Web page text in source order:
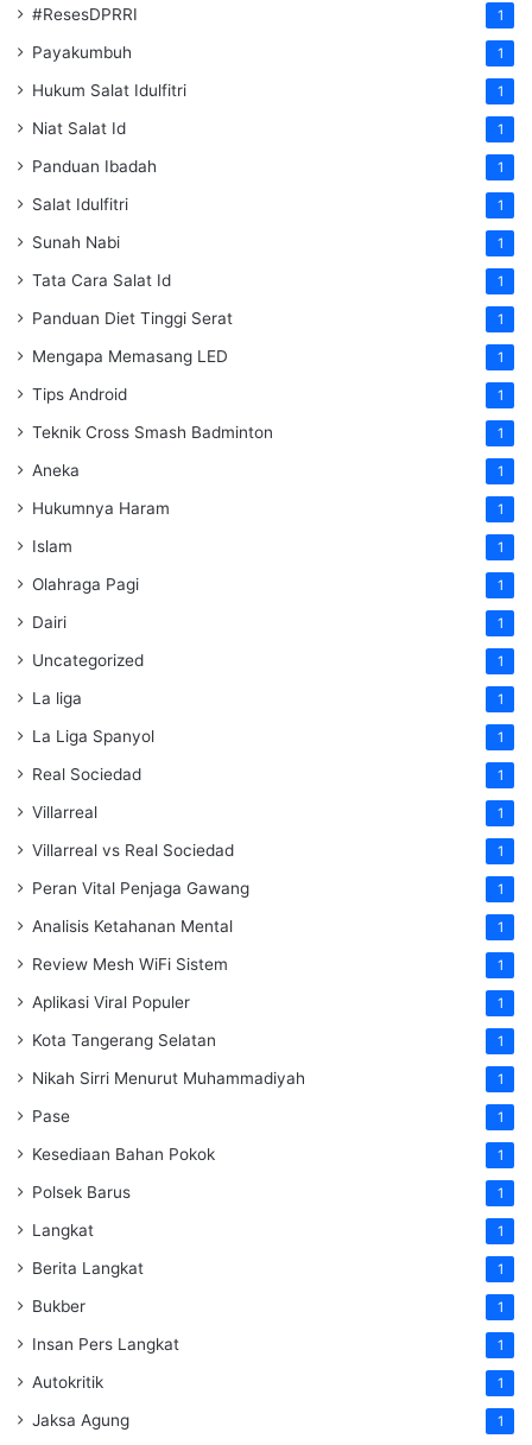
#ResesDPRRI 1
Payakumbuh 1
Hukum Salat Idulfitri 1
Niat Salat Id 1
Panduan Ibadah 1
Salat Idulfitri 1
Sunah Nabi 1
Tata Cara Salat Id 1
Panduan Diet Tinggi Serat 1
Mengapa Memasang LED 1
Tips Android 1
Teknik Cross Smash Badminton 1
Aneka 1
Hukumnya Haram 1
Islam 1
Olahraga Pagi 1
Dairi 1
Uncategorized 1
La liga 1
La Liga Spanyol 1
Real Sociedad 1
Villarreal 1
Villarreal vs Real Sociedad 1
Peran Vital Penjaga Gawang 1
Analisis Ketahanan Mental 1
Review Mesh WiFi Sistem 1
Aplikasi Viral Populer 1
Kota Tangerang Selatan 1
Nikah Sirri Menurut Muhammadiyah 1
Pase 1
Kesediaan Bahan Pokok 1
Polsek Barus 1
Langkat 1
Berita Langkat 1
Bukber 1
Insan Pers Langkat 1
Autokritik 1
Jaksa Agung 1